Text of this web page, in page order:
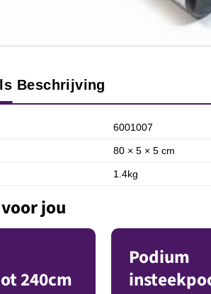
Beschrijving
6001007
80 × 5 × 5 cm
1.4kg
jou
240cm
Podium